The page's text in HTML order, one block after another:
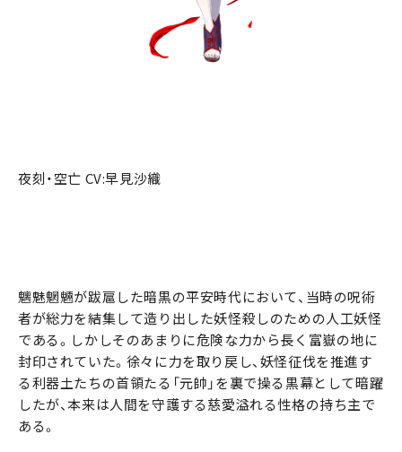
夜刻・空亡 CV:早見沙織
魑魅魍魎が跋扈した暗黒の平安時代において、当時の呪術
者が総力を結集して造り出した妖怪殺しのための人工妖怪
である。しかしそのあまりに危険な力から長く富嶽の地に
封印されていた。徐々に力を取り戻し、妖怪征伐を推進す
る利器土たちの首領たる「元帥」を裏で操る黒幕として暗躍
したが、本来は人間を守護する慈愛溢れる性格の持ち主で
ある。